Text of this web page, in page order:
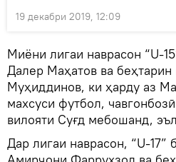
19 декабри 2019, 12:09
Миёни лигаи наврасон “U-
Далер Маҳатов ва
Муҳиддинов, ки ҳарду аз
махсуси футбол,
вилояти Суғд мебошанд,
Дар лигаи наврасон, “U-17”